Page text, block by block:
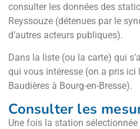
consulter les données des
Reyssouze (détenues par le
d’autres acteurs publiques).
Dans la liste (ou la carte) qui
qui vous intéresse (on a pris ici
Baudières à Bourg-en-Bresse).
Consulter les
Une fois la station sélectionnée